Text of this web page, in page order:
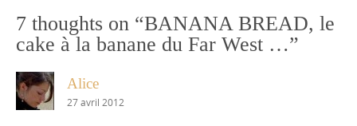
7 thoughts on “BANANA BREAD, le
cake à la banane du Far West …”
Alice
27 avril 2012